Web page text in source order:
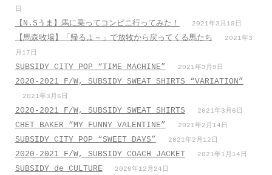
日
【N.Sうま】馬に乗ってコンビニ行ってみた！ 2021年3月19日
【馬森牧場】「帰るよ～」で放牧から戻ってくる馬たち
2021年3
月17日
SUBSIDY CITY POP “TIME MACHINE” 2021年3月9日
2020-2021 F/W, SUBSIDY SWEAT SHIRTS “VARIATION”
2021年3月6日
2020-2021 F/W, SUBSIDY SWEAT SHIRTS 2021年3月6日
CHET BAKER “MY FUNNY VALENTINE” 2021年2月14日
SUBSIDY CITY POP “SWEET DAYS” 2021年2月12日
2020-2021 F/W, SUBSIDY COACH JACKET 2021年1月14日
SUBSIDY de CULTURE 2020年12月24日